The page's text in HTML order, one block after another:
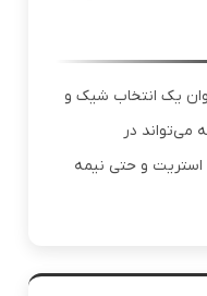
یک انتخاب شیک و
در
استریت و حتی نیمه